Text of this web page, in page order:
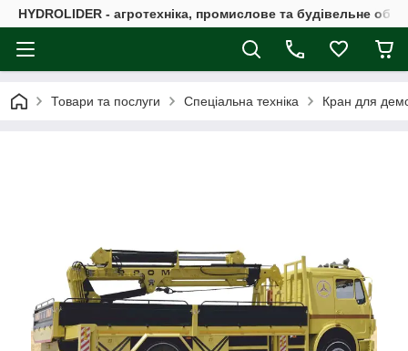
HYDROLIDER - агротехніка, промислове та будівельне
Товари та послуги Спеціальна техніка Кран для